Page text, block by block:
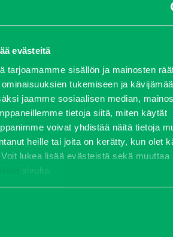
evästeitä
tarjoamamme sisällön ja mainosten
tukemiseen ja
jaamme sosiaalisen median,
tietoja siitä, miten käytät
voivat yhdistää näitä tietoja
heille tai joita on kerätty, kun olet
lukea lisää evästeistä sekä muuttaa
sivulta.
020 7458 686
trading.fi